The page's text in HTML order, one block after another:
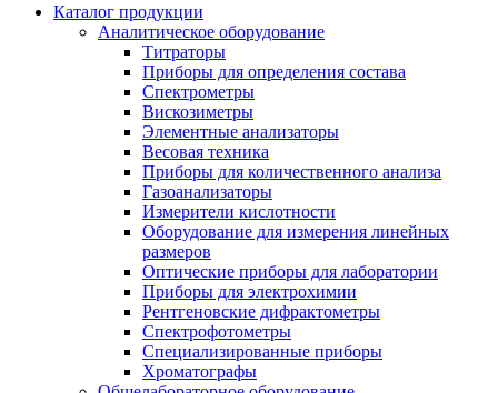
Каталог продукции
Аналитическое оборудование
Титраторы
Приборы для определения состава
Спектрометры
Вискозиметры
Элементные анализаторы
Весовая техника
Приборы для количественного анализа
Газоанализаторы
Измерители кислотности
Оборудование для измерения линейных
размеров
Оптические приборы для лаборатории
Приборы для электрохимии
Рентгеновские дифрактометры
Спектрофотометры
Специализированные приборы
Хроматографы